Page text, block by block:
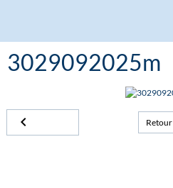
3029092025m
Retour